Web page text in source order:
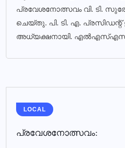
പ്രവേശനോത്സവം വി. ടി.
ചെയ്തു. പി. ടി. എ.
അധ്യക്ഷനായി.
LOCAL
പ്രവേശനോത്സവം: